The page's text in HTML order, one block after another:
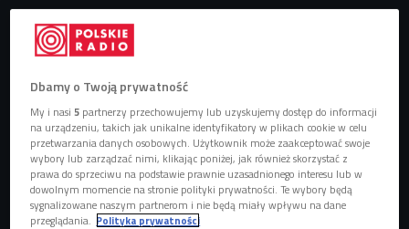
AUDIO 1 plik
(Pierwsze słyszę/Czwórka)
Dbamy o Twoją prywatność
My i nasi5 partnerzy przechowujemy lub uzyskujemy dostęp do informacji
na urządzeniu, takich jak unikalne identyfikatory w plikach cookie w celu
przetwarzania danych osobowych. Użytkownik może zaakceptować swoje
wybory lub zarządzać nimi, klikając poniżej, jak również skorzystać z
prawa do sprzeciwu na podstawie prawnie uzasadnionego interesu lub w
dowolnym momencie na stronie polityki prywatności. Te wybory będą
sygnalizowane naszym partnerom i nie będą miały wpływu na dane
przeglądania. Polityka prywatności